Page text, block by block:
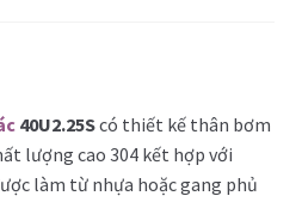
40U2.25Scó thiết kế thân bơm
lượng cao 304 kết hợp với
làm từ nhựa hoặc gang phủ